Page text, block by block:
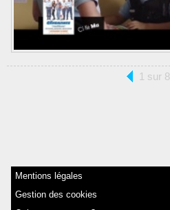
1 sur 8
Mentions légales
Gestion des cookies